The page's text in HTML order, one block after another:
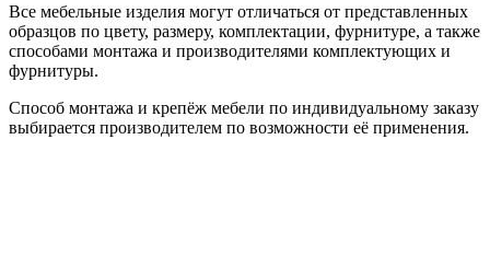
Все мебельные изделия могут отличаться от представленных
образцов по цвету, размеру, комплектации, фурнитуре, а также
способами монтажа и производителями комплектующих и
фурнитуры.
Способ монтажа и крепёж мебели по индивидуальному заказу
выбирается производителем по возможности её применения.